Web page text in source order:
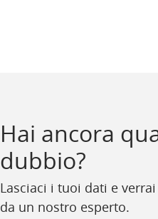
Hai ancora
dubbio?
Lasciaci i tuoi dati e
da un nostro esperto.